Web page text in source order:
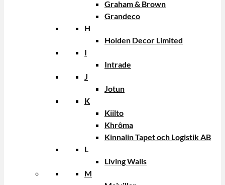
Graham & Brown
Grandeco
H
Holden Decor Limited
I
Intrade
J
Jotun
K
Kiilto
Khrôma
Kinnalin Tapet och Logistik AB
L
Living Walls
M